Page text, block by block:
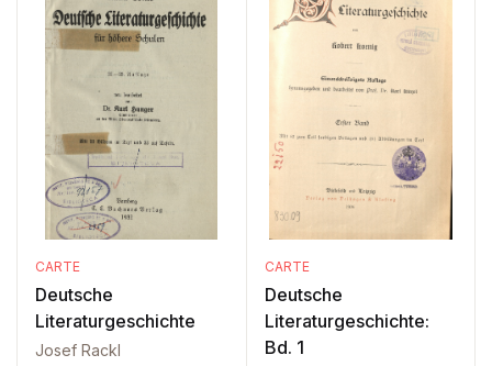
CARTE
Deutsche
Literaturgeschichte
Josef Rackl
CARTE
Deutsche
Literaturgeschichte:
Bd. 1